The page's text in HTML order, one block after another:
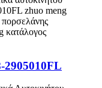
2905010FL